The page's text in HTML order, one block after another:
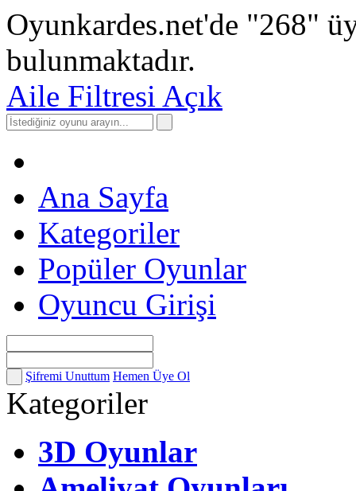
Oyunkardes.net'de "268"
bulunmaktadır.
Aile Filtresi Açık
Ana Sayfa
Kategoriler
Popüler Oyunlar
Oyuncu Girişi
Şifremi Unuttum Hemen Üye Ol
Kategoriler
3D Oyunlar